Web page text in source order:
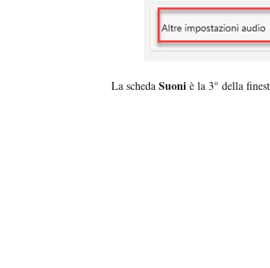
La scheda Suoni è la 3° della